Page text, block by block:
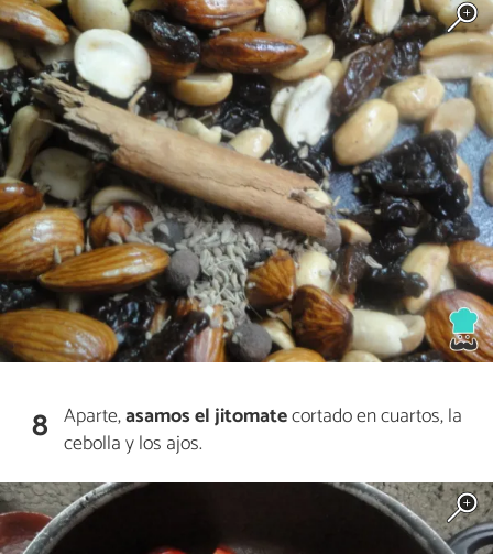
8 Aparte,asamos el jitomatecortado en cuartos, la
cebolla y los ajos.